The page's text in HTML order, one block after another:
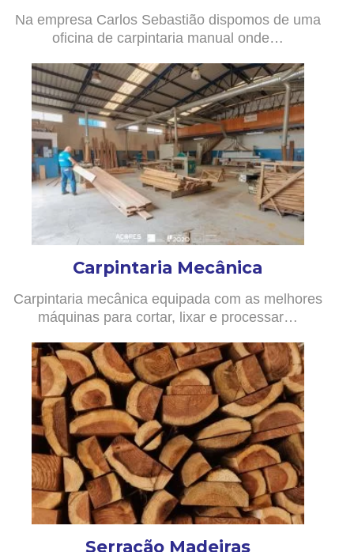
Na empresa Carlos Sebastião dispomos de uma
oficina de carpintaria manual onde…
Carpintaria Mecânica
Carpintaria mecânica equipada com as melhores
máquinas para cortar, lixar e processar…
Serração Madeiras